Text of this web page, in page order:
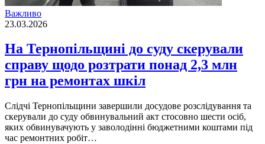
Важливо
23.03.2026
На Тернопільщині до суду скерували
справу щодо розтрати понад 2,3 млн
грн на ремонтах шкіл
Слідчі Тернопільщини завершили досудове розслідування та
скерували до суду обвинувальний акт стосовно шести осіб,
яких обвинувачують у заволодінні бюджетними коштами під
час ремонтних робіт…